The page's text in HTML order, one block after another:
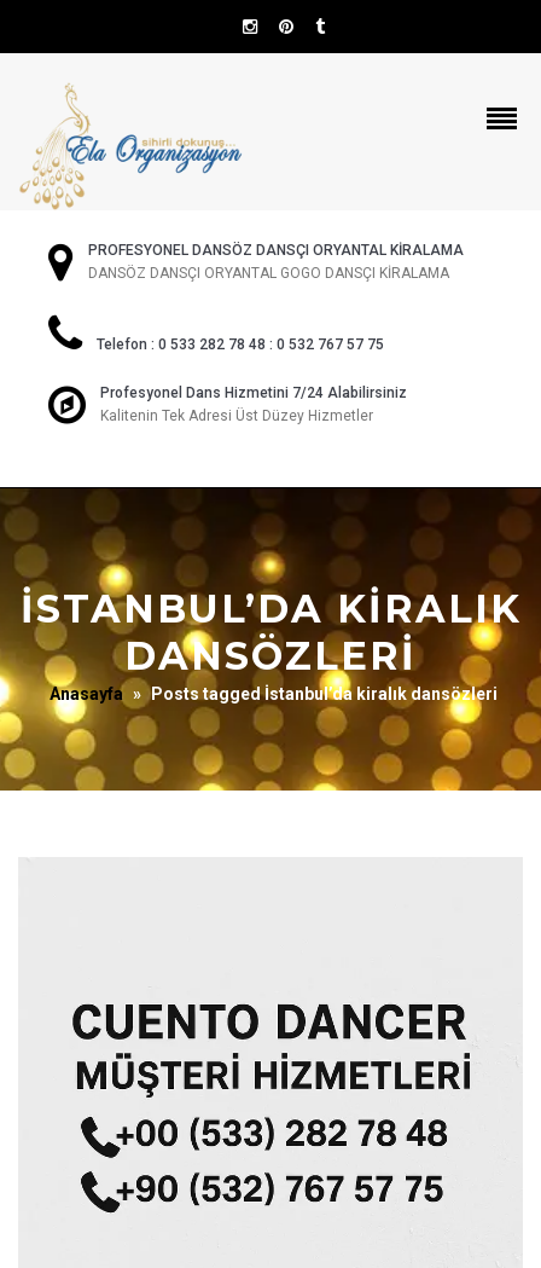
PROFESYONEL DANSÖZ DANSÇI ORYANTAL KİRALAMA
DANSÖZ DANSÇI ORYANTAL GOGO DANSÇI KİRALAMA
Telefon : 0 533 282 78 48 : 0 532 767 57 75
Profesyonel Dans Hizmetini 7/24 Alabilirsiniz
Kalitenin Tek Adresi Üst Düzey Hizmetler
İSTANBUL’DA KIRALIK
DANSÖZLERI
Anasayfa » Posts tagged İstanbul’da kiralık dansözleri